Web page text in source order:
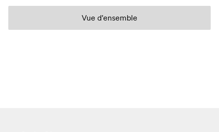
Vue d'ensemble